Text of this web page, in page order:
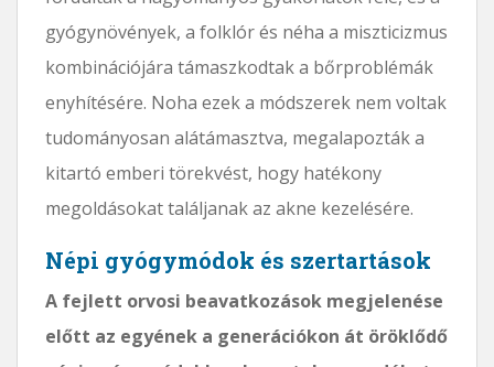
gyógynövények, a folklór és néha a miszticizmus
kombinációjára támaszkodtak a bőrproblémák
enyhítésére. Noha ezek a módszerek nem voltak
tudományosan alátámasztva, megalapozták a
kitartó emberi törekvést, hogy hatékony
megoldásokat találjanak az akne kezelésére.
Népi gyógymódok és szertartások
A fejlett orvosi beavatkozások megjelenése
előtt az egyének a generációkon át öröklődő